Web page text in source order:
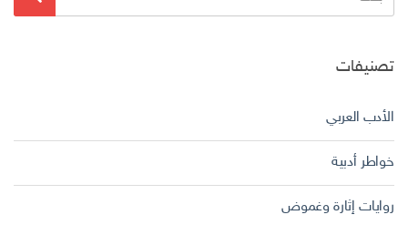
عن:
تصنيفات
الأدب العربي
خواطر أدبية
روايات إثارة وغموض